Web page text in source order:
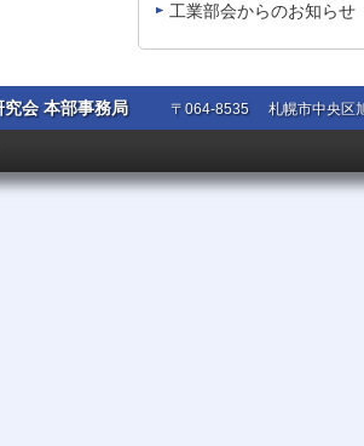
工業部会からのお知らせ
会 本部事務局 〒064-8535 札幌市中央区